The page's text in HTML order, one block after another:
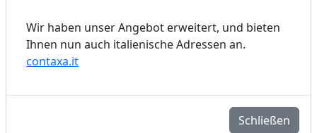
Wir haben unser Angebot erweitert, und bieten
Ihnen nun auch italienische Adressen an.
contaxa.it
Schließen